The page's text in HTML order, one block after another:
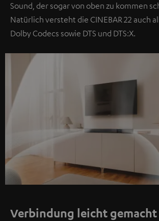
Sound, der sogar von oben zu kommen
Natürlich versteht die CINEBAR 22 auch
Dolby Codecs sowie DTS und DTS:X.
Verbindung leicht gemacht